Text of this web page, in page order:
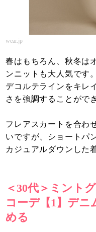
wear.jp
春はもちろん、秋冬は
ンニットも大人気です。
デコルテラインをキレ
さを強調することがで
フレアスカートを合わ
いですが、ショートパ
カジュアルダウンした
＜30代＞ミント
コーデ【1】デ
める